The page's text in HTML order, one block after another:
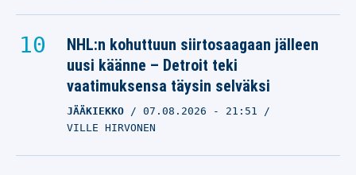
NHL:n kohuttuun siirtosaagaan jälleen
uusi käänne – Detroit teki
vaatimuksensa täysin selväksi
JÄÄKIEKKO 07.08.2026 - 21:51
VILLE HIRVONEN